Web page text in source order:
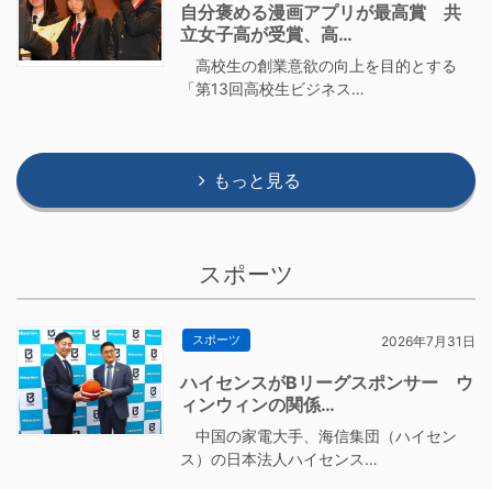
自分褒める漫画アプリが最高賞 共
立女子高が受賞、高…
高校生の創業意欲の向上を目的とする
「第13回高校生ビジネス…
もっと見る
スポーツ
スポーツ 2026年7月31日
ハイセンスがBリーグスポンサー ウ
ィンウィンの関係…
中国の家電大手、海信集団（ハイセン
ス）の日本法人ハイセンス…